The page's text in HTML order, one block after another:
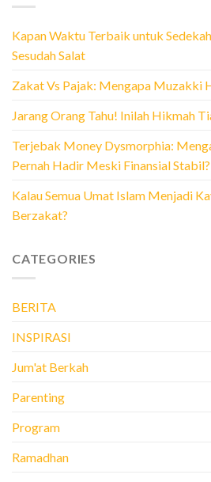
Kapan Waktu Terbaik untuk
Sesudah Salat
Zakat Vs Pajak: Mengapa Muzakki
Jarang Orang Tahu! Inilah Hikmah
Terjebak Money Dysmorphia:
Pernah Hadir Meski Finansial Stabil?
Kalau Semua Umat Islam Menjadi
Berzakat?
CATEGORIES
BERITA
INSPIRASI
Jum'at Berkah
Parenting
Program
Ramadhan